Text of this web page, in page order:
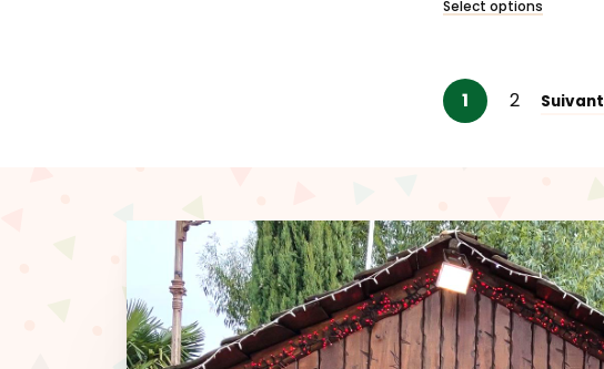
Select options
1 2 Suivant